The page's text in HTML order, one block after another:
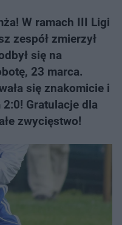
W ramach III Ligi
zespół zmierzył
się na
23 marca.
się znakomicie i
Gratulacje dla
zwycięstwo!